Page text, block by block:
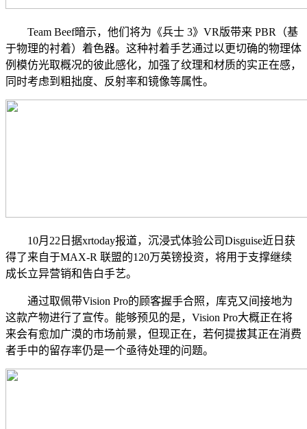
Team Beef暗示，他们将为《兵士 3》VR版带来 PBR（基
于物理的衬着）着色器。这种衬着手艺通过以更切确的物理体
例模仿光取概况的彼此感化，加强了纹理和材质的实正在感，
同时考虑到粗拙度、反射率和镜像等属性。
10月22日据xrtoday报道，沉浸式体验公司Disguise近日获
得了来自于MAX-R 联盟的120万英镑投资，将用于支撑继续
成长立异营销和告白手艺。
通过取佩带Vision Pro的顾客握手合照，库克又间接地为
这款产物进行了宣传。能够预见的是，Vision Pro大概正在将
来会有愈加广漠的市场前景，但现正在，若何提拔其正在消费
者手中的留存率仍是一个亟待处理的问题。